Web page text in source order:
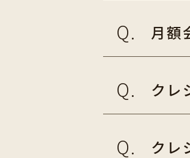
月額
クレ
クレ